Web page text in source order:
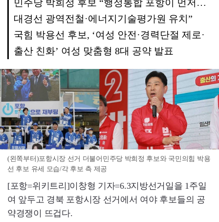
민주당 박희정 후보 “행정통합 포항이 먼저…
대경선 광역전철·에너지기술평가원 유치”
국힘 박용선 후보, ‘여성 안전·경력단절 제로·
출산 친화’ 여성 맞춤형 8대 공약 발표
(왼쪽부터)포항시장 선거 더불어민주당 박희정 후보와 국민의힘 박용
선 후보 유세 모습/각 후보 측 제공
[포항=위키트리]이창형 기자=6.3지방선거일을 1주일
여 앞두고 경북 포항시장 선거에서 여야 후보들의 공
약경쟁이 뜨겁다.